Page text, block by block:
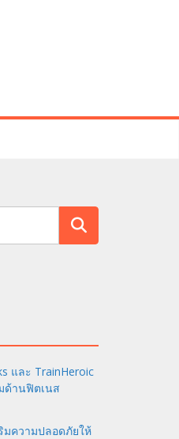
และ TrainHeroic
ด้านฟิตเนส
มความปลอดภัยให้